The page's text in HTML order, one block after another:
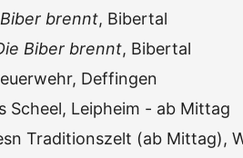
brennt, Bibertal
Biber brennt, Bibertal
Deffingen
Scheel, Leipheim - ab Mittag
Traditionszelt (ab Mittag),